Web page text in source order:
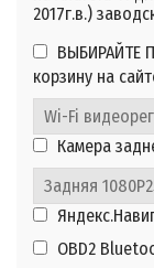
2017г.в.)
ВЫБИРАЙТЕ
корзину на
Камера
OBD2